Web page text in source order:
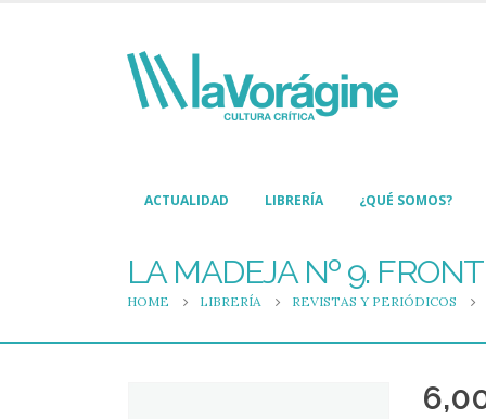
ACTUALIDAD LIBRERÍA ¿QUÉ SOMOS?
LA MADEJA Nº 9.
HOME LIBRERÍA REVISTAS Y PERIÓDICOS